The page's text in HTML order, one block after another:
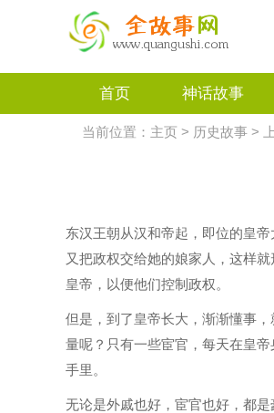
首页 神话故事
当前位置： 主页 > 历史故事 >
东汉王朝从汉和帝起，即位的皇
又把政权交给她的娘家人，这样
皇帝，以便他们控制政权。
但是，到了皇帝长大，渐渐懂事
量呢？只有一些宦官，每天在皇
手里。
无论是外戚也好，宦官也好，都